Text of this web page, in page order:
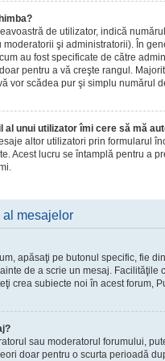
de utilizator, indică
şi administratorii). În
au fost specificate de către
pentru a vă creşte rangul.
vor scădea pur şi simplu numărul
al unui utilizator îmi cere să mă
altor utilizatori prin formularul
Acest lucru se întamplă pentru a
al mesajelor
apăsaţi pe butonul specific, fie
de a scrie un mesaj. Facilităţile
crea subiecte noi în acest forum,
sau moderatorul forumului,
doar pentru o scurta perioadă